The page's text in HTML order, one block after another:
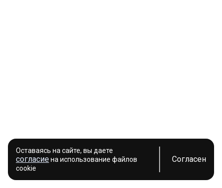
Оставаясь на сайте, вы даете
согласиена использование файлов
cookie
Согласен